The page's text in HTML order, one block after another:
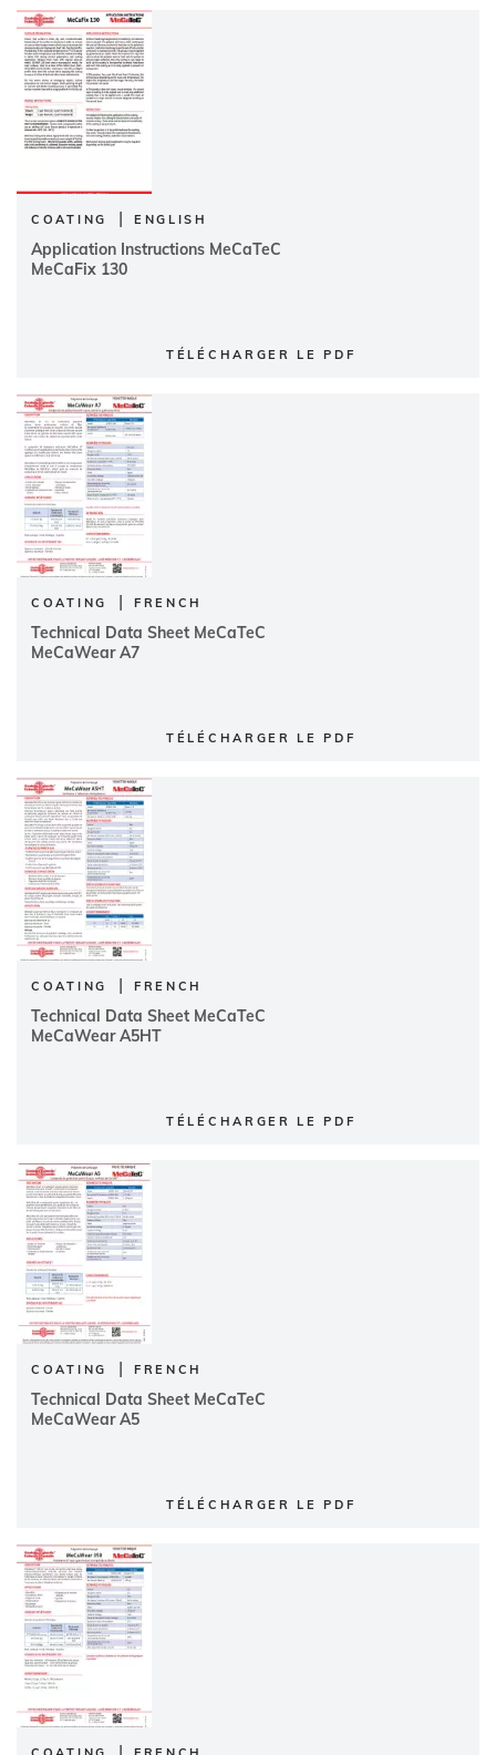
COATING | ENGLISH
Application Instructions MeCaTeC
MeCaFix 130
TÉLÉCHARGER LE PDF
COATING | FRENCH
Technical Data Sheet MeCaTeC
MeCaWear A7
TÉLÉCHARGER LE PDF
COATING | FRENCH
Technical Data Sheet MeCaTeC
MeCaWear A5HT
TÉLÉCHARGER LE PDF
COATING | FRENCH
Technical Data Sheet MeCaTeC
MeCaWear A5
TÉLÉCHARGER LE PDF
|